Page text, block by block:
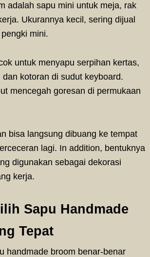
adalah sapu mini untuk meja, rak
Ukurannya kecil, sering dijual
mini.
untuk menyapu serpihan kertas,
kotoran di sudut keyboard.
mencegah goresan di permukaan
bisa langsung dibuang ke tempat
lagi. In addition, bentuknya
digunakan sebagai dekorasi
kerja.
Sapu Handmade
Tepat
handmade broom benar-benar